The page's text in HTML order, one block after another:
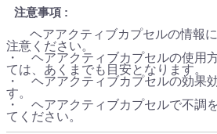
注意事項
ヘアアクティブカプセルの情報
注意ください。
・ ヘアアクティブカプセルの使用
ては、あくまでも目安となります。
・ ヘアアクティブカプセルの効果
す。
・ ヘアアクティブカプセルで不調
てください。